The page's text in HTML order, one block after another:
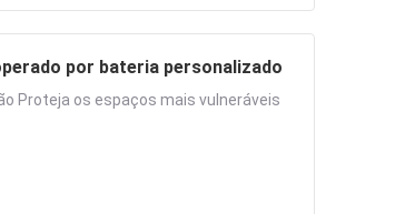
por bateria personalizado
Proteja os espaços mais vulneráveis